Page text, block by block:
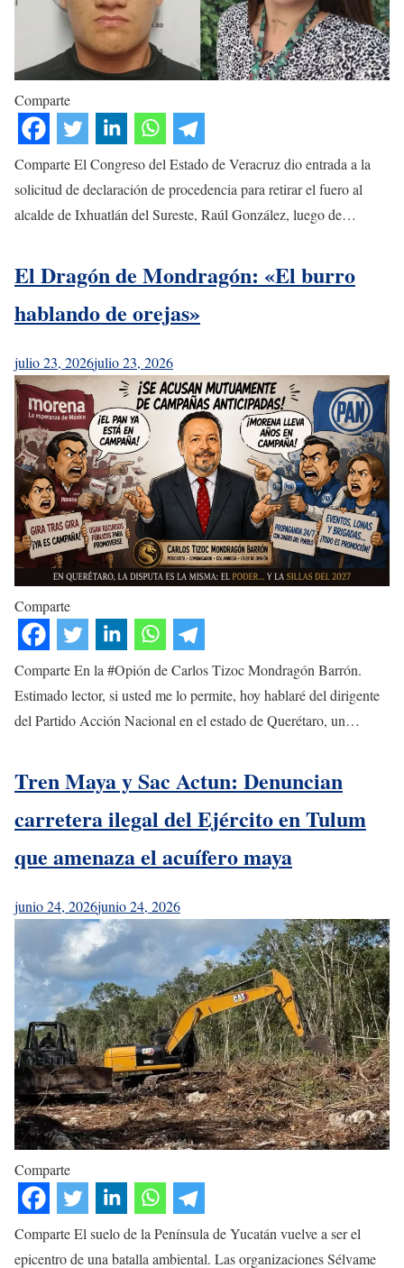
Comparte
Comparte El Congreso del Estado de Veracruz dio entrada a la
solicitud de declaración de procedencia para retirar el fuero al
alcalde de Ixhuatlán del Sureste, Raúl González, luego de…
El Dragón de Mondragón: «El burro
hablando de orejas»
julio 23, 2026julio 23, 2026
Comparte
Comparte En la #Opión de Carlos Tizoc Mondragón Barrón.
Estimado lector, si usted me lo permite, hoy hablaré del dirigente
del Partido Acción Nacional en el estado de Querétaro, un…
Tren Maya y Sac Actun: Denuncian
carretera ilegal del Ejército en Tulum
que amenaza el acuífero maya
junio 24, 2026junio 24, 2026
Comparte
Comparte El suelo de la Península de Yucatán vuelve a ser el
epicentro de una batalla ambiental. Las organizaciones Sélvame